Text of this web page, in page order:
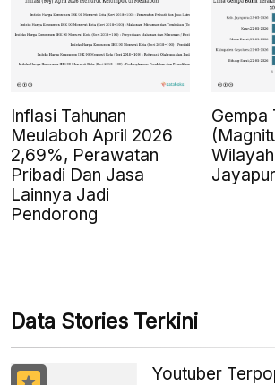
Inflasi Tahunan
Meulaboh April 2026
2,69%, Perawatan
Pribadi Dan Jasa
Lainnya Jadi
Pendorong
Gempa
Data Stories Terkini
Youtuber